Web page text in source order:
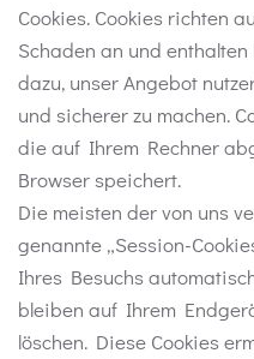
Cookies. Cookies richten
Schaden an und
dazu, unser Angebot
und sicherer zu machen.
die auf Ihrem Rechner
Browser speichert.
Die meisten der von uns
genannte „Session-
Ihres Besuchs
bleiben auf Ihrem
löschen. Diese Cookies